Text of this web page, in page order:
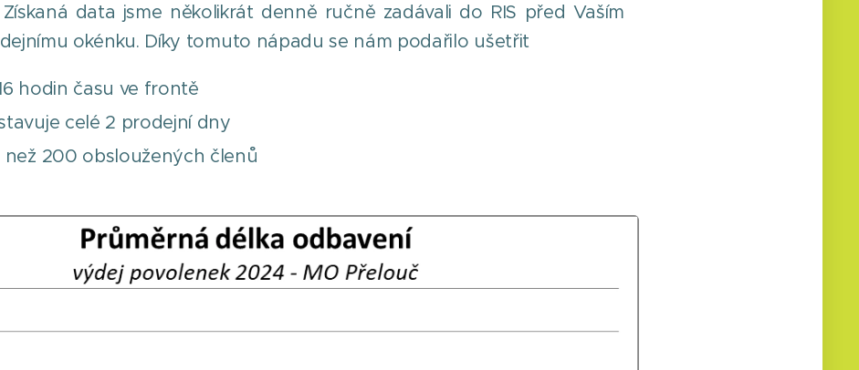
data jsme několikrát denně ručně zadávali do RIS před Vaším
okénku. Díky tomuto nápadu se nám podařilo ušetřit
hodin času ve frontě
celé 2 prodejní dny
než 200 obsloužených členů